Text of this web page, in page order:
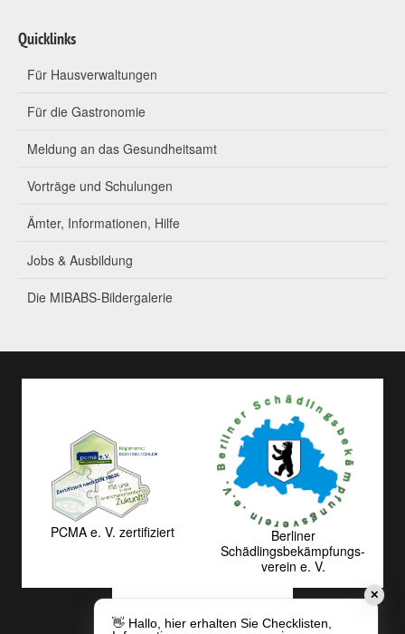
Quicklinks
Für Hausverwaltungen
Für die Gastronomie
Meldung an das Gesundheitsamt
Vorträge und Schulungen
Ämter, Informationen, Hilfe
Jobs & Ausbildung
Die MIBABS-Bildergalerie
PCMA e. V. zertifiziert
Berliner
Schädlingsbekämpfungs­
verein e. V.
✕
👋 Hallo, hier erhalten Sie Checklisten,